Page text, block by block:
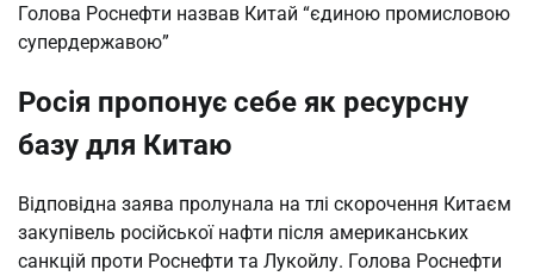
Голова Роснефти назвав Китай “єдиною промисловою
супердержавою”
Росія пропонує себе як ресурсну
базу для Китаю
Відповідна заява пролунала на тлі скорочення Китаєм
закупівель російської нафти після американських
санкцій проти Роснефти та Лукойлу. Голова Роснефти